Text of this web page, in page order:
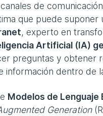
de
que puede suponer
, experto en
Artificial (IA)
preguntas y obtener
información dentro de
Modelos de Lenguaje
Generation